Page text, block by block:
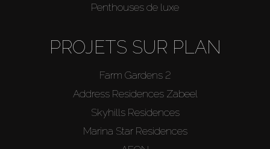
Penthouses de luxe
PROJETS SUR PLAN
Farm Gardens 2
Address Residences Zabeel
Skyhills Residences
Marina Star Residences